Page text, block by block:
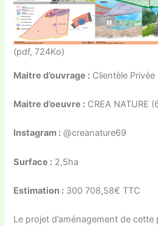
(pdf, 724Ko)
Maitre d’ouvrage : Clientèle Privée
Maitre d’oeuvre : CREA NATURE
Instagram : @creanature69
Surface : 2,5ha
Estimation : 300 708,58€ TTC
Le projet d’aménagement de